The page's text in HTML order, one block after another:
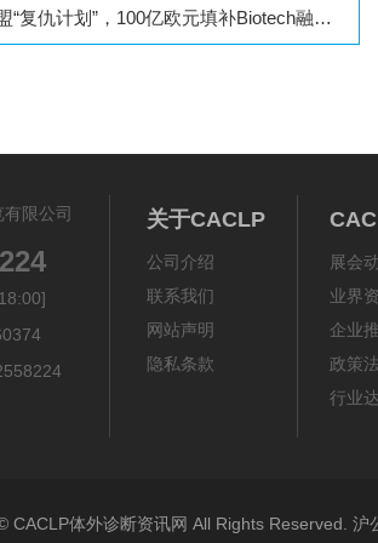
“复仇计划”，100亿欧元填补Biotech融资鸿沟！
限公司 关于CACLP
公司介绍
联系我们
网站声明
隐私条款
展会
业界
企业
政策
行业
CACLP体外诊断资讯网 All Rights Reserved. 沪